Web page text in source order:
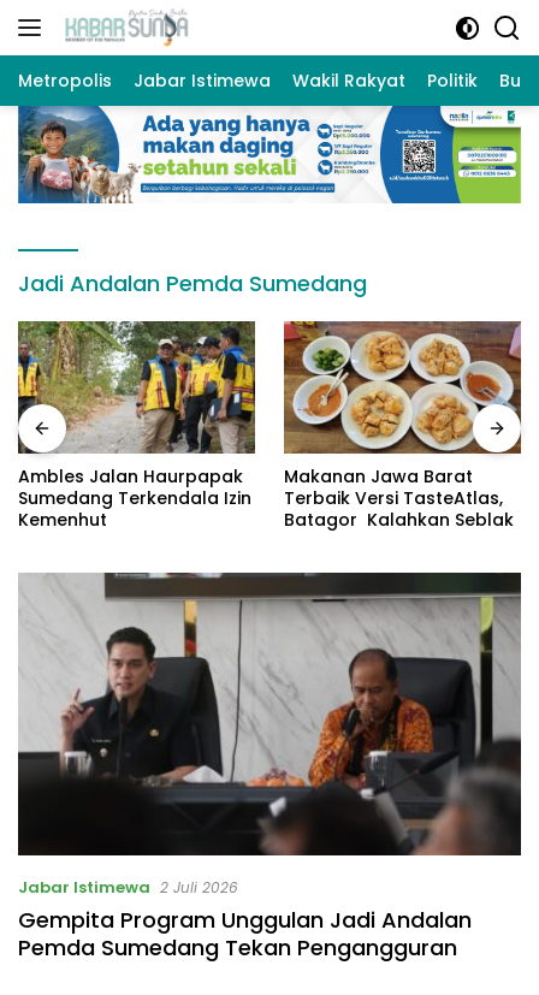
Langsung
Metropolis Jabar Istimewa Wakil Rakyat Politik
Jadi Andalan Pemda Sumedang
Ambles Jalan Haurpapak
Sumedang Terkendala Izin
Kemenhut
Makanan Jawa Barat
Terbaik Versi TasteAtlas,
Batagor Kalahkan Seblak
Jabar Istimewa 2 Juli 2026
Gempita Program Unggulan Jadi Andalan
Pemda Sumedang Tekan Pengangguran